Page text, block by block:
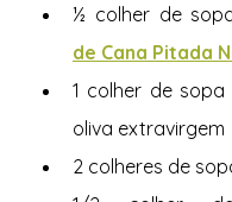
½ colher de
de Cana Pitada
1 colher de
oliva extravirgem
2 colheres de